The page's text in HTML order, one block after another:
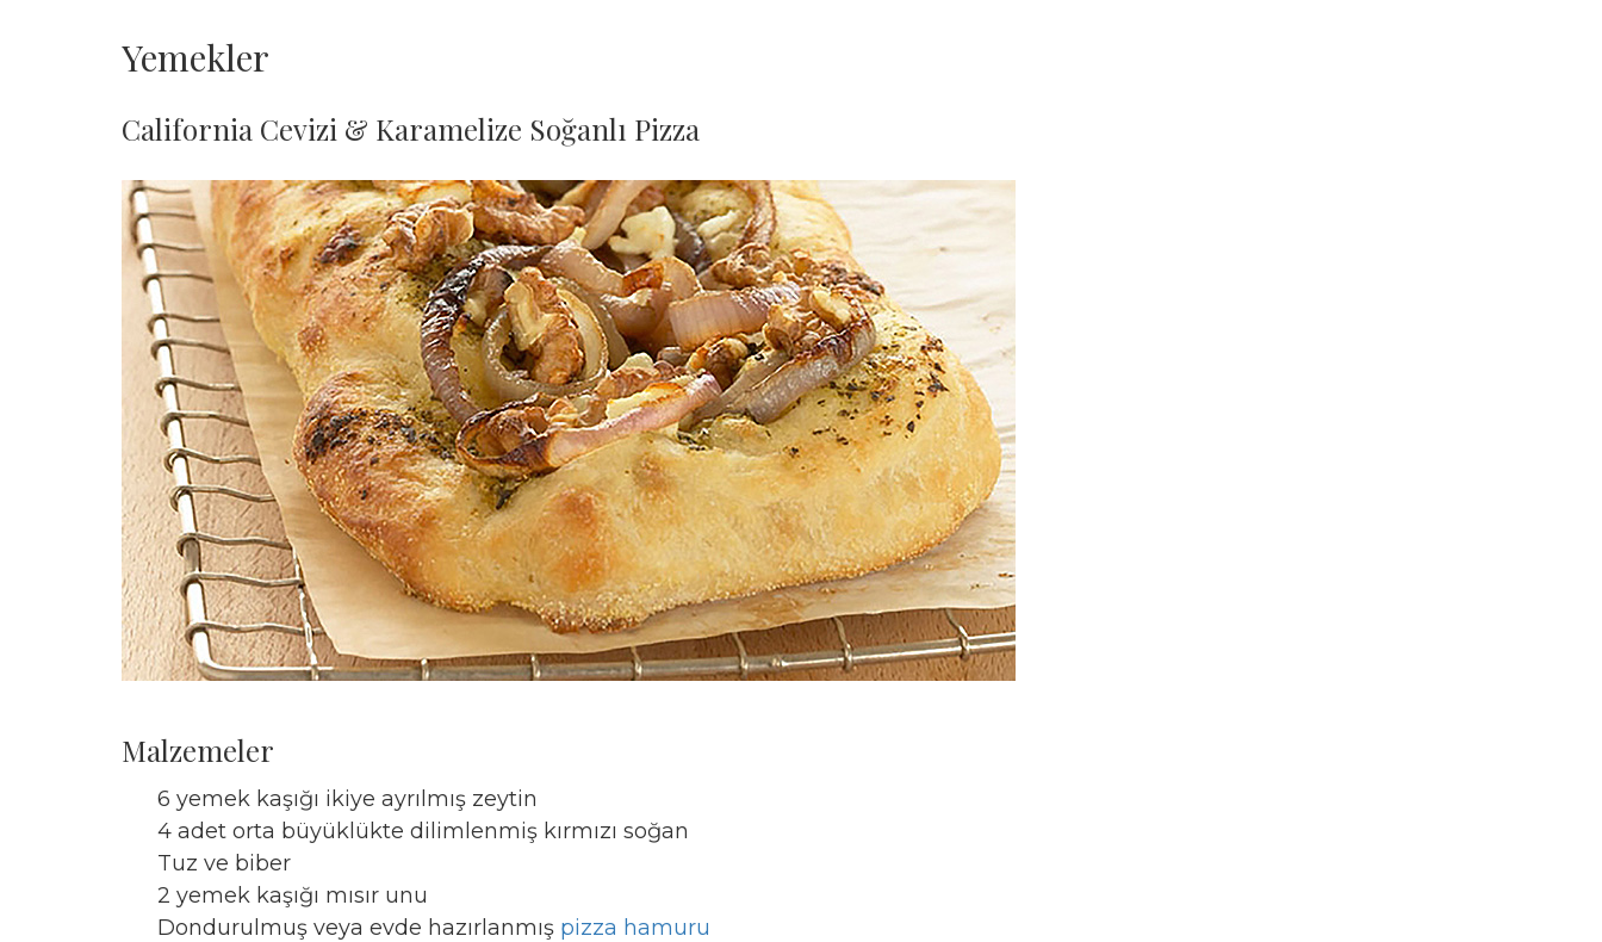
Yemekler
California Cevizi & Karamelize Soğanlı Pizza
Malzemeler
6 yemek kaşığı ikiye ayrılmış zeytin
4 adet orta büyüklükte dilimlenmiş kırmızı soğan
Tuz ve biber
2 yemek kaşığı mısır unu
Dondurulmuş veya evde hazırlanmış pizza hamuru